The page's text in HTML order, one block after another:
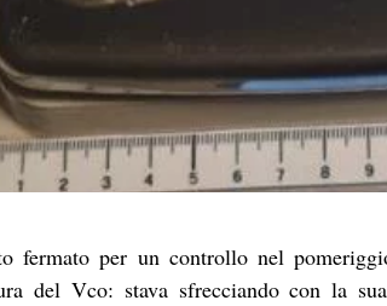
fermato per un controllo nel
del Vco: stava sfrecciando con la